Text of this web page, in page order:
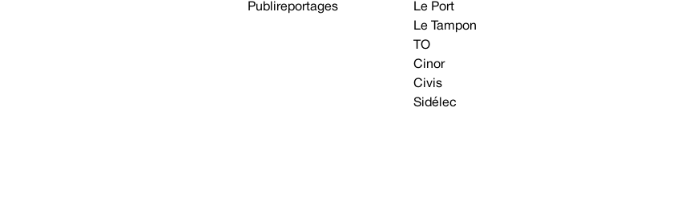
Publireportages
Le Port
Le Tampon
TO
Cinor
Civis
Sidélec